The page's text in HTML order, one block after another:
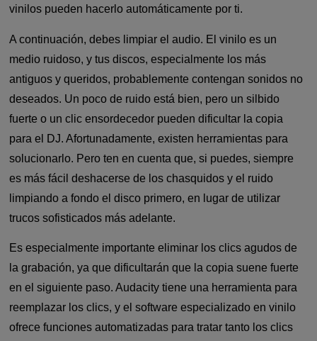
vinilos pueden hacerlo automáticamente por ti.
A continuación, debes limpiar el audio. El vinilo es un
medio ruidoso, y tus discos, especialmente los más
antiguos y queridos, probablemente contengan sonidos no
deseados. Un poco de ruido está bien, pero un silbido
fuerte o un clic ensordecedor pueden dificultar la copia
para el DJ. Afortunadamente, existen herramientas para
solucionarlo. Pero ten en cuenta que, si puedes, siempre
es más fácil deshacerse de los chasquidos y el ruido
limpiando a fondo el disco primero, en lugar de utilizar
trucos sofisticados más adelante.
Es especialmente importante eliminar los clics agudos de
la grabación, ya que dificultarán que la copia suene fuerte
en el siguiente paso. Audacity tiene una herramienta para
reemplazar los clics, y el software especializado en vinilo
ofrece funciones automatizadas para tratar tanto los clics